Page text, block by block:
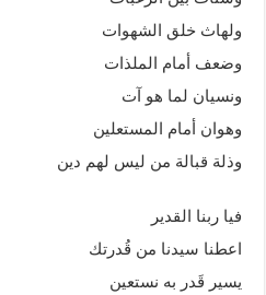
ولهاث خلق الشهوات
وضعف أمام الملذات
ونسيان لما هو آت
وهوان أمام المستعلين
وذلة قبالة من ليس لهم دين
فيا ربنا القدير
اعطنا سيدنا من قُدرتك
يسير قَدر به نستعين